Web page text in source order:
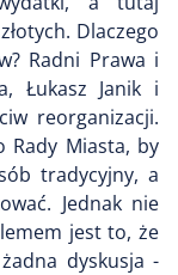
Dlaczego
Radni Prawa i
Łukasz Janik i
reorganizacji.
Rady Miasta, by
tradycyjny, a
Jednak nie
jest to, że
dyskusja -